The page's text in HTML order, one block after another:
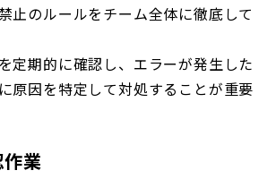
止のルールをチーム全体に徹底して
定期的に確認し、エラーが発生した
原因を特定して対処することが重要
業